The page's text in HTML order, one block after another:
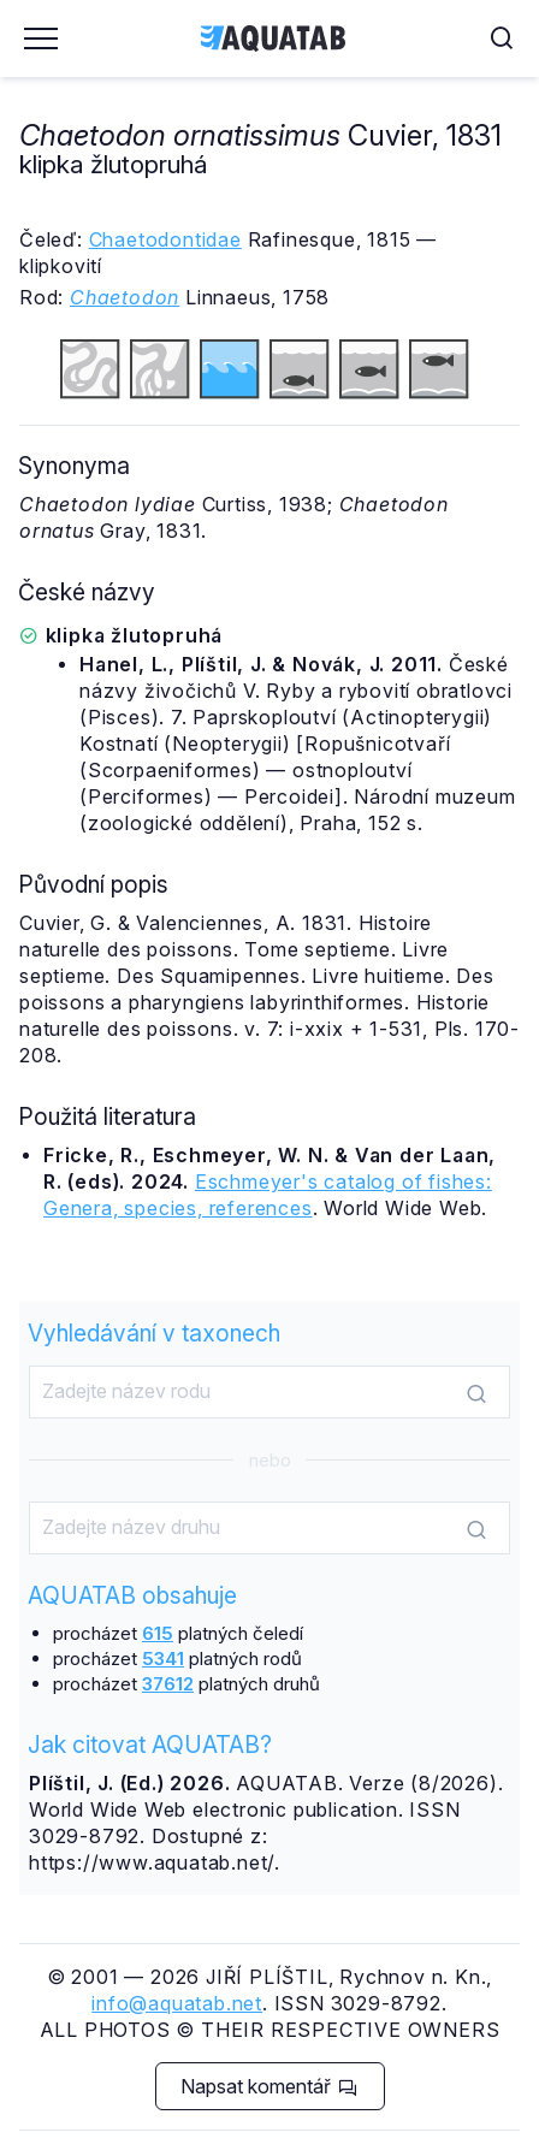
Chaetodon ornatissimus Cuvier, 1831
klipka žlutopruhá
Čeleď: Chaetodontidae Rafinesque, 1815 —
klipkovití
Rod: Chaetodon Linnaeus, 1758
Synonyma
Chaetodon lydiae Curtiss, 1938; Chaetodon
ornatus Gray, 1831.
České názvy
klipka žlutopruhá
Hanel, L., Plíštil, J. & Novák, J. 2011. České
názvy živočichů V. Ryby a rybovití obratlovci
(Pisces). 7. Paprskoploutví (Actinopterygii)
Kostnatí (Neopterygii) [Ropušnicotvaří
(Scorpaeniformes) — ostnoploutví
(Perciformes) — Percoidei]. Národní muzeum
(zoologické oddělení), Praha, 152 s.
Původní popis
Cuvier, G. & Valenciennes, A. 1831. Histoire
naturelle des poissons. Tome septieme. Livre
septieme. Des Squamipennes. Livre huitieme. Des
poissons a pharyngiens labyrinthiformes. Historie
naturelle des poissons. v. 7: i-xxix + 1-531, Pls. 170-
208.
Použitá literatura
Fricke, R., Eschmeyer, W. N. & Van der Laan,
R. (eds). 2024. Eschmeyer's catalog of fishes:
Genera, species, references. World Wide Web.
Vyhledávání v taxonech
nebo
AQUATAB obsahuje
procházet 615 platných čeledí
procházet 5341 platných rodů
procházet 37612 platných druhů
Jak citovat AQUATAB?
Plíštil, J. (Ed.) 2026. AQUATAB. Verze (8/2026).
World Wide Web electronic publication. ISSN
3029-8792. Dostupné z:
https://www.aquatab.net/.
© 2001 — 2026 JIŘÍ PLÍŠTIL, Rychnov n. Kn.,
info@aquatab.net. ISSN 3029-8792.
ALL PHOTOS © THEIR RESPECTIVE OWNERS
Napsat komentář